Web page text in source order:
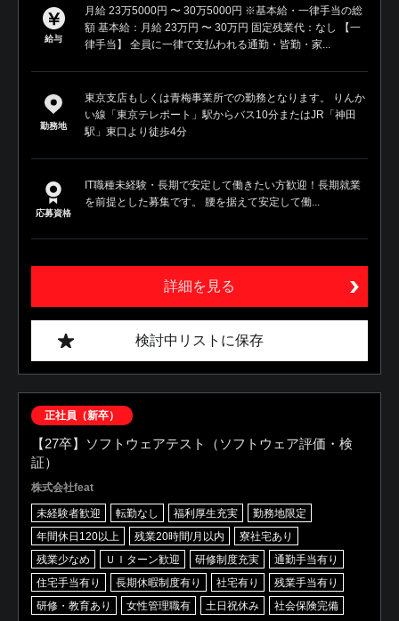
給与
月給 23万5000円 〜 30万5000円 ※基本給・一律手当の総
額 基本給：月給 23万円 〜 30万円 固定残業代：なし 【一
律手当】 全員に一律で支払われる通勤・皆勤・家...
勤務地
東京支店もしくは青梅事業所での勤務となります。 りんか
い線「東京テレポート」駅からバス10分またはJR「神田
駅」東口より徒歩4分
応募資格
IT職種未経験・長期で安定して働きたい方歓迎！長期就業
を前提とした募集です。 腰を据えて安定して働...
詳細を見る
検討中リストに保存
正社員（新卒）
【27卒】ソフトウェアテスト（ソフトウェア評価・検
証）
株式会社feat
未経験者歓迎 転勤なし 福利厚生充実
勤務地限定
年間休日120以上
残業20時間/月以内
寮社宅あり
残業少なめ
ＵＩターン歓迎 研修制度充実
通勤手当有り
住宅手当有り
長期休暇制度有り 社宅有り
残業手当有り
研修・教育あり
女性管理職有 土日祝休み 社会保険完備